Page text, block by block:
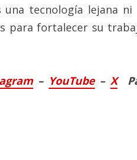
tecnología lejana
para fortalecer su
– YouTube– X